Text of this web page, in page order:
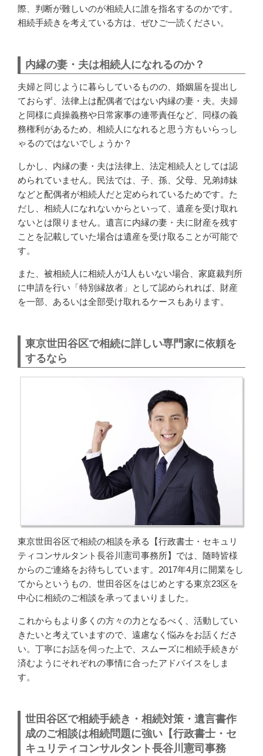
際、判断が難しいのが相続人に誰を指名するのかです。
相続手続きを考えている方は、ぜひご一読ください。
内縁の妻・夫は相続人になれるのか？
夫婦と同じように暮らしているものの、婚姻届を提出し
ておらず、法律上は配偶者ではない内縁の妻・夫。夫婦
と同様に貞操義務や日常家事の連帯責任など、同様の義
務権利があるため、相続人になれると思う方もいらっし
ゃるのではないでしょうか？
しかし、内縁の妻・夫は法律上、法定相続人としては認
められていません。民法では、子、孫、父母、兄弟姉妹
などと配偶者が相続人だと定められているためです。た
だし、相続人になれないからといって、遺産を受け取れ
ないとは限りません。遺言に内縁の妻・夫に財産を残す
ことを記載していた場合は遺産を受け取ることが可能で
す。
また、被相続人に相続人が1人もいない場合、家庭裁判所
に申請を行い「特別縁故者」として認められれば、財産
を一部、あるいは全部受け取れるケースもあります。
東京世田谷区で相続に詳しい専門家に依頼を
するなら
東京世田谷区で相続の相談を承る【行政書士・セキュリ
ティコンサルタント長谷川憲司事務所】では、随時皆様
からのご連絡をお待ちしています。2017年4月に開業をし
てからというもの、世田谷区をはじめとする東京23区を
中心に相続のご相談を承ってまいりました。
これからもより多くの方々の力となるべく、活動してい
きたいと考えていますので、遠慮なく悩みをお話くださ
い。丁寧にお話を伺った上で、スムーズに相続手続きが
済むようにそれぞれの事情に合ったアドバイスをしま
す。
世田谷区で相続手続き・相続対策・遺言書作
成のご相談は相続問題に強い【行政書士・セ
キュリティコンサルタント長谷川憲司事務